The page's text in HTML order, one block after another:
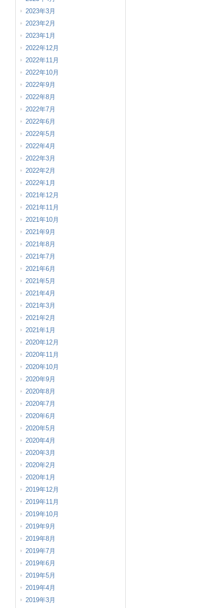
2023年3月
2023年2月
2023年1月
2022年12月
2022年11月
2022年10月
2022年9月
2022年8月
2022年7月
2022年6月
2022年5月
2022年4月
2022年3月
2022年2月
2022年1月
2021年12月
2021年11月
2021年10月
2021年9月
2021年8月
2021年7月
2021年6月
2021年5月
2021年4月
2021年3月
2021年2月
2021年1月
2020年12月
2020年11月
2020年10月
2020年9月
2020年8月
2020年7月
2020年6月
2020年5月
2020年4月
2020年3月
2020年2月
2020年1月
2019年12月
2019年11月
2019年10月
2019年9月
2019年8月
2019年7月
2019年6月
2019年5月
2019年4月
2019年3月